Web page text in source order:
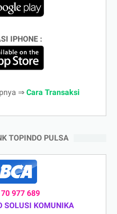
IPHONE :
⇒ Cara Transaksi
TOPINDO PULSA
977 689
SOLUSI KOMUNIKA